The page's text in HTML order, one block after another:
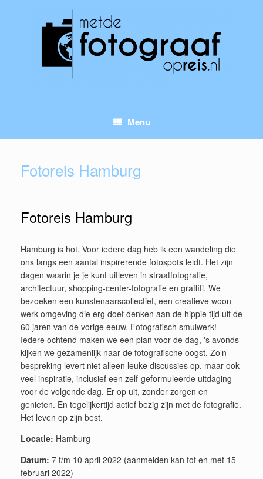
Menu
Fotoreis Hamburg
Fotoreis Hamburg
Hamburg is hot. Voor iedere dag heb ik een wandeling die
ons langs een aantal inspirerende fotospots leidt. Het zijn
dagen waarin je je kunt uitleven in straatfotografie,
architectuur, shopping-center-fotografie en graffiti. We
bezoeken een kunstenaarscollectief, een creatieve woon-
werk omgeving die erg doet denken aan de hippie tijd uit de
60 jaren van de vorige eeuw. Fotografisch smulwerk!
Iedere ochtend maken we een plan voor de dag, 's avonds
kijken we gezamenlijk naar de fotografische oogst. Zo’n
bespreking levert niet alleen leuke discussies op, maar ook
veel inspiratie, inclusief een zelf-geformuleerde uitdaging
voor de volgende dag. Er op uit, zonder zorgen en
genieten. En tegelijkertijd actief bezig zijn met de fotografie.
Het leven op zijn best.
Locatie: Hamburg
Datum: 7 t/m 10 april 2022 (aanmelden kan tot en met 15
februari 2022)